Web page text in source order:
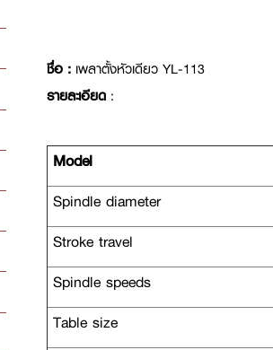
ชื่อ : เพลาตั้งหัวเดียว YL-113
รายละเอียด :
Model
Spindle diameter
Stroke travel
Spindle speeds
Table size